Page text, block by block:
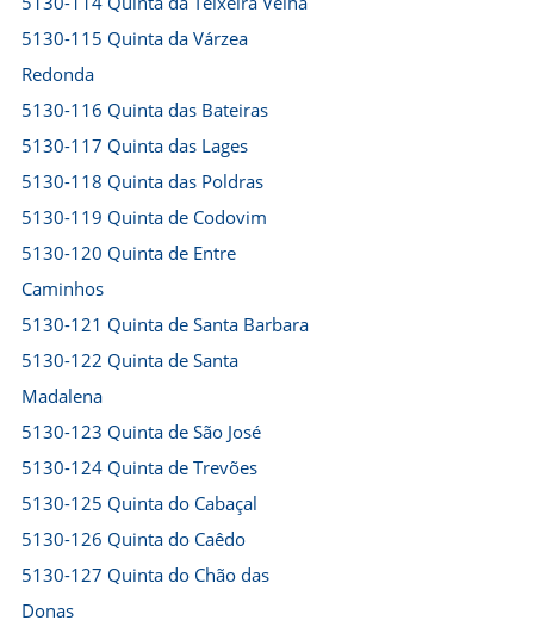
5130-115 Quinta da Várzea
Redonda
5130-116 Quinta das Bateiras
5130-117 Quinta das Lages
5130-118 Quinta das Poldras
5130-119 Quinta de Codovim
5130-120 Quinta de Entre
Caminhos
5130-121 Quinta de Santa Barbara
5130-122 Quinta de Santa
Madalena
5130-123 Quinta de São José
5130-124 Quinta de Trevões
5130-125 Quinta do Cabaçal
5130-126 Quinta do Caêdo
5130-127 Quinta do Chão das
Donas